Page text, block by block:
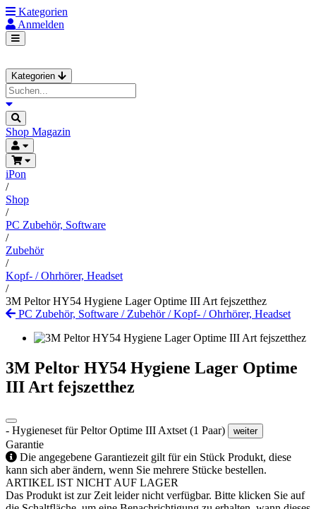
Kategorien
Anmelden
Kategorien
Shop Magazin
iPon
/
Shop
/
PC Zubehör, Software
/
Zubehör
/
Kopf- / Ohrhörer, Headset
/
3M Peltor HY54 Hygiene Lager Optime III Art fejszetthez
PC Zubehör, Software / Zubehör/Kopf- / Ohrhörer, Headset
3M Peltor HY54 Hygiene Lager Optime
III Art fejszetthez
- Hygieneset für Peltor Optime III Axtset (1 Paar) weiter
Garantie
Die angegebene Garantiezeit gilt für ein Stück Produkt, diese
kann sich aber ändern, wenn Sie mehrere Stücke bestellen.
ARTIKEL IST NICHT AUF LAGER
Das Produkt ist zur Zeit leider nicht verfügbar. Bitte klicken Sie auf